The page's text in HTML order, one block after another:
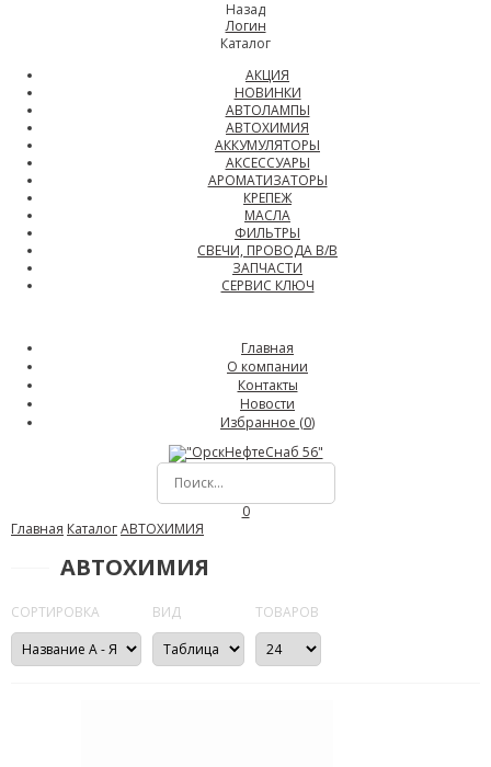
Назад
Логин
Каталог
АКЦИЯ
НОВИНКИ
АВТОЛАМПЫ
АВТОХИМИЯ
АККУМУЛЯТОРЫ
АКСЕССУАРЫ
АРОМАТИЗАТОРЫ
КРЕПЕЖ
МАСЛА
ФИЛЬТРЫ
СВЕЧИ, ПРОВОДА В/В
ЗАПЧАСТИ
СЕРВИС КЛЮЧ
Главная
О компании
Контакты
Новости
Избранное (0)
0
Главная КаталогАВТОХИМИЯ
АВТОХИМИЯ
СОРТИРОВКА ВИД ТОВАРОВ